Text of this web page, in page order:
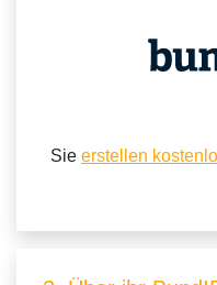
Sie erstellen